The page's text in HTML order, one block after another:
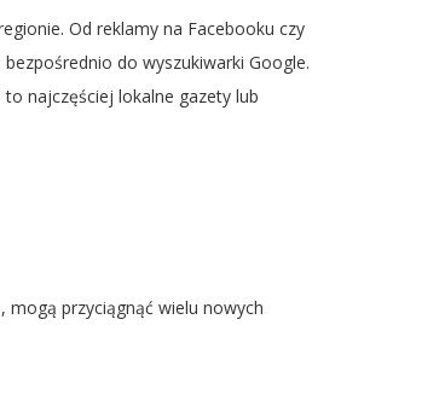
Od reklamy na Facebooku czy
do wyszukiwarki Google.
najczęściej lokalne gazety lub
mogą przyciągnąć wielu nowych